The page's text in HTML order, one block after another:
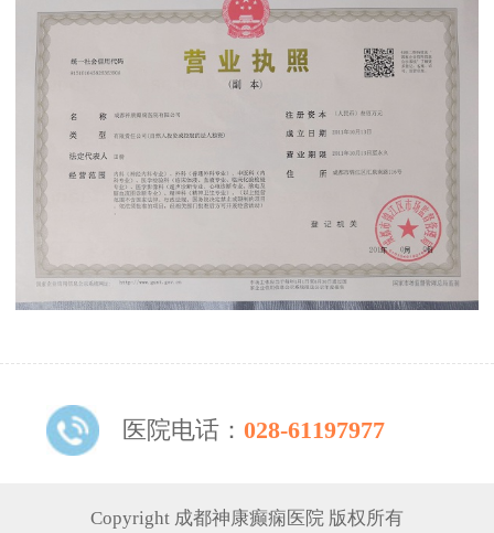
医院电话： 028-61197977
Copyright 成都神康癫痫医院 版权所有